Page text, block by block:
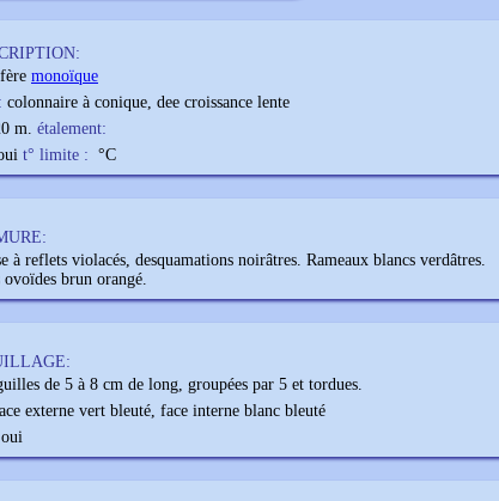
monoïque
colonnaire à conique, dee croissance lente
m. étalement:
t° limite : °C
à reflets violacés, desquamations noirâtres. Rameaux blancs verdâtres.
ovoïdes brun orangé.
de 5 à 8 cm de long, groupées par 5 et tordues.
externe vert bleuté, face interne blanc bleuté
oui